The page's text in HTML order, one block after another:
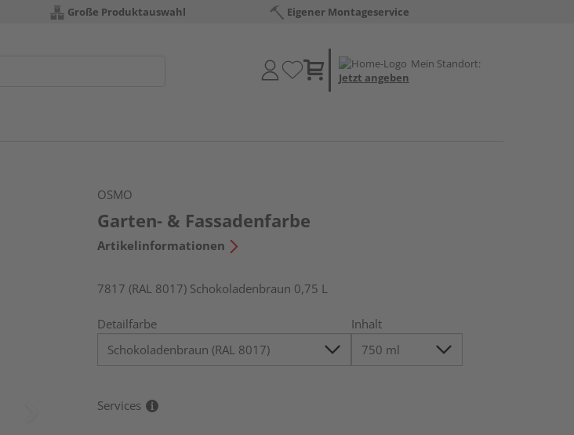
Große Produktauswahl Eigener Montageservice
Mein Standort:
Jetzt angeben
OSMO
Garten- & Fassadenfarbe
Artikelinformationen
7817 (RAL 8017) Schokoladenbraun 0,75 L
Detailfarbe Inhalt
Services